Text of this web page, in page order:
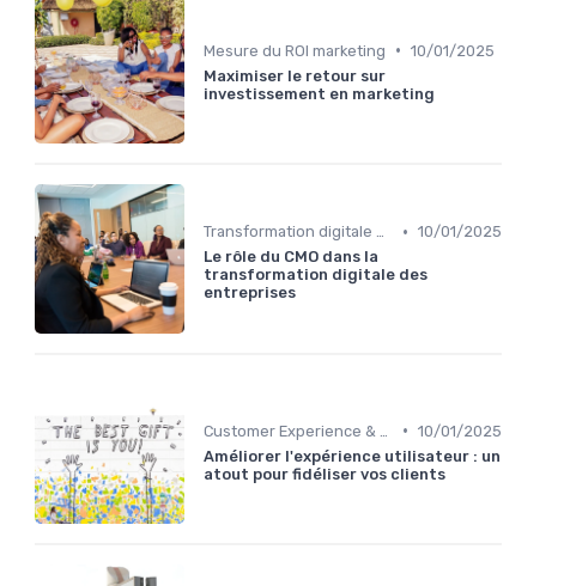
Mesure du ROI marketing • 10/01/2025
Maximiser le retour sur
investissement en marketing
Transformation digitale du marketing • 10/01/2025
Le rôle du CMO dans la
transformation digitale des
entreprises
• 10/01/2025
Améliorer l'expérience utilisateur : un
atout pour fidéliser vos clients